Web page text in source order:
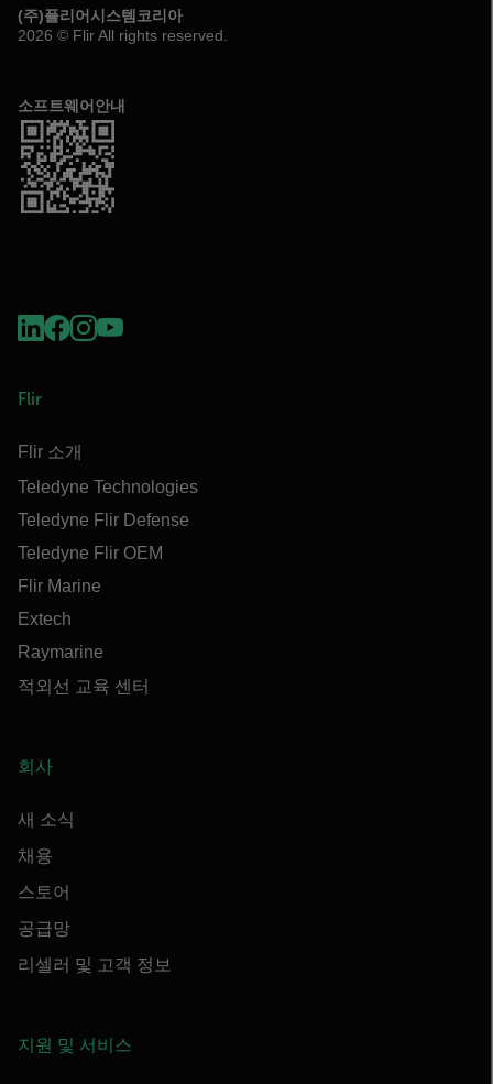
(주)플리어시스템코리아
2026 © Flir All rights reserved.
소프트웨어안내
Flir
Flir 소개
Teledyne Technologies
Teledyne Flir Defense
Teledyne Flir OEM
Flir Marine
Extech
Raymarine
적외선 교육 센터
회사
새 소식
채용
스토어
공급망
리셀러 및 고객 정보
지원 및 서비스